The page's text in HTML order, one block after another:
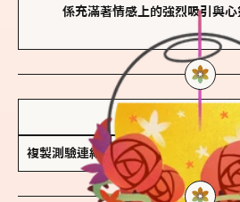
係充滿著情感上的強烈吸引與心
儲存我的結果圖
複製測驗連結 查看香氛